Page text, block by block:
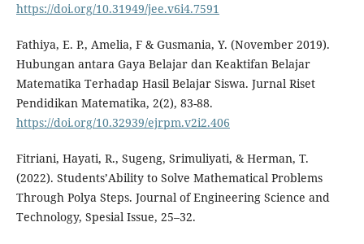
https://doi.org/10.31949/jee.v6i4.7591
Fathiya, E. P., Amelia, F & Gusmania, Y. (November 2019).
Hubungan antara Gaya Belajar dan Keaktifan Belajar
Matematika Terhadap Hasil Belajar Siswa. Jurnal Riset
Pendidikan Matematika, 2(2), 83-88.
https://doi.org/10.32939/ejrpm.v2i2.406
Fitriani, Hayati, R., Sugeng, Srimuliyati, & Herman, T.
(2022). Students’Ability to Solve Mathematical Problems
Through Polya Steps. Journal of Engineering Science and
Technology, Spesial Issue, 25–32.